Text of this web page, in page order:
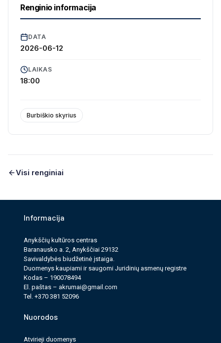
Renginio informacija
DATA
2026-06-12
LAIKAS
18:00
Burbiškio skyrius
Visi renginiai
Informacija
Anykščių kultūros cen­tras
Baranausko a. 2, Anykščiai 29132
Savi­valdy­bės biudžet­inė įstaiga.
Duomenys kau­pi­ami ir saugomi Juri­dinių asmenų reg­istre
Kodas – 190078494
El. paš­tas – akrumai@gmail.com
Tel. +370 381 52096
Nuorodos
Atvirieji duomenys